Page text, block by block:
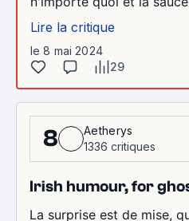
Lire la critique
le 8 mai 2024
29
8
Aetherys
1336 critiques
Irish humour, for
La surprise est de mise,